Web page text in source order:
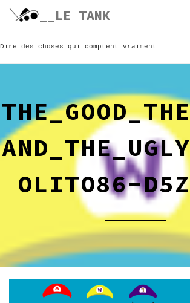
Skip
__LE TANK
Dire des choses qui comptent vraiment
OLITO86-